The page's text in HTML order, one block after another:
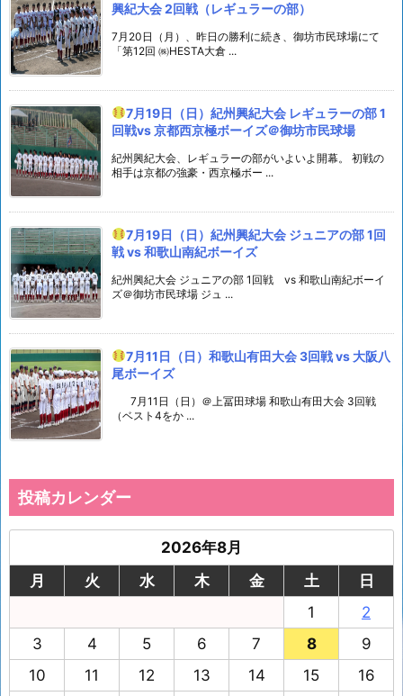
興紀大会 2回戦（レギュラーの部）
7月20日（月）、昨日の勝利に続き、御坊市民球場にて
「第12回 ㈱HESTA大倉 ...
7月19日（日）紀州興紀大会 レギュラーの部 1
回戦vs 京都西京極ボーイズ＠御坊市民球場
紀州興紀大会、レギュラーの部がいよいよ開幕。 初戦の
相手は京都の強豪・西京極ボー ...
7月19日（日）紀州興紀大会 ジュニアの部 1回
戦 vs 和歌山南紀ボーイズ
紀州興紀大会 ジュニアの部 1回戦 vs 和歌山南紀ボーイ
ズ＠御坊市民球場 ジュ ...
7月11日（日）和歌山有田大会 3回戦 vs 大阪八
尾ボーイズ
7月11日（日）＠上冨田球場 和歌山有田大会 3回戦
（ベスト4をか ...
投稿カレンダー
2026年8月
月
火 水 木 金 土
日
1
2
3
4 5 6 7 8
9
10
11 12 13 14 15
16